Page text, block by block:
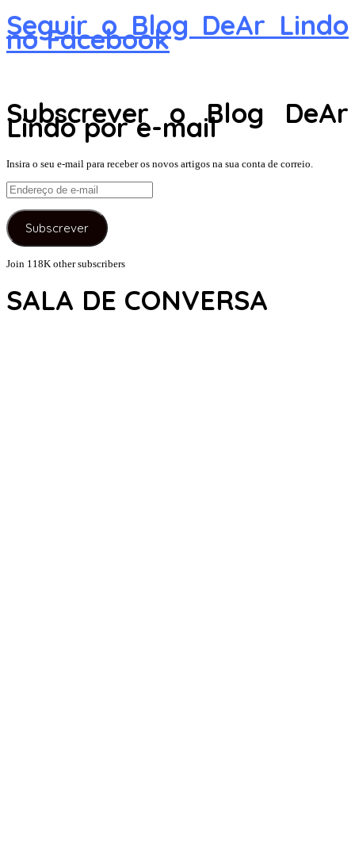
Seguir o Blog DeAr Lindo
no Facebook
Subscrever o Blog DeAr
Lindo por e-mail
Insira o seu e-mail para receber os novos artigos na sua conta de correio.
Endereço
de
e-
mail
Subscrever
Join 118K other subscribers
SALA DE CONVERSA